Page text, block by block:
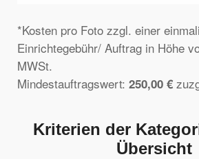
*Kosten pro Foto zzgl. einer
Einrichtegebühr/ Auftrag in Höhe
MWSt.
Mindestauftragswert: 250,00 €
Kriterien der
Übersicht